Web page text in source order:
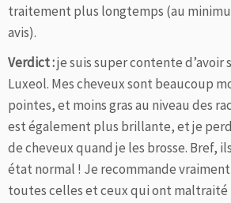
traitement plus longtemps (au
avis).
Verdict :je suis super contente d’avoir
Luxeol. Mes cheveux sont beaucoup
pointes, et moins gras au niveau des
est également plus brillante, et je
de cheveux quand je les brosse. Bref,
état normal ! Je recommande
toutes celles et ceux qui ont maltraité